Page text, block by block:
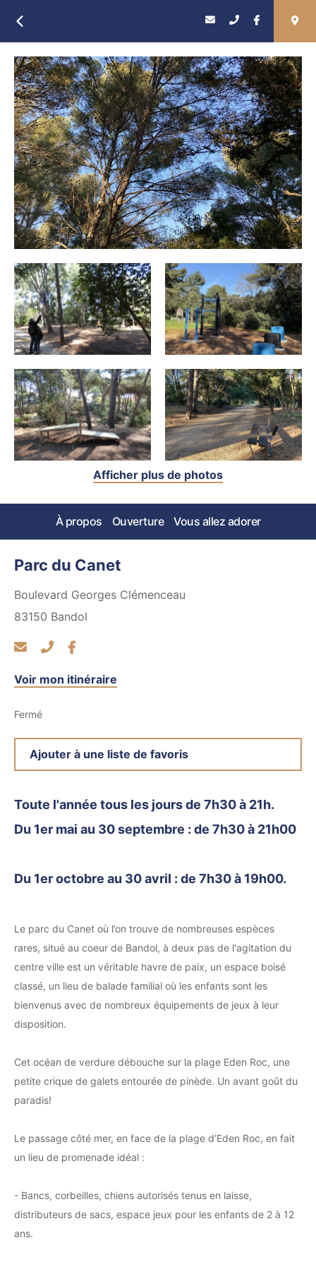
Afficher plus de photos
À propos Ouverture Vous allez adorer
Parc du Canet
Boulevard Georges Clémenceau
83150 Bandol
Voir mon itinéraire
Fermé
Ajouter à une liste de favoris
Toute l'année tous les jours de 7h30 à 21h.
Du 1er mai au 30 septembre : de 7h30 à 21h00
Du 1er octobre au 30 avril : de 7h30 à 19h00.
Le parc du Canet où l’on trouve de nombreuses espèces
rares, situé au coeur de Bandol, à deux pas de l'agitation du
centre ville est un véritable havre de paix, un espace boisé
classé, un lieu de balade familial où les enfants sont les
bienvenus avec de nombreux équipements de jeux à leur
disposition.
Cet océan de verdure débouche sur la plage Eden Roc, une
petite crique de galets entourée de pinède. Un avant goût du
paradis!
Le passage côté mer, en face de la plage d’Eden Roc, en fait
un lieu de promenade idéal :
- Bancs, corbeilles, chiens autorisés tenus en laisse,
distributeurs de sacs, espace jeux pour les enfants de 2 à 12
ans.